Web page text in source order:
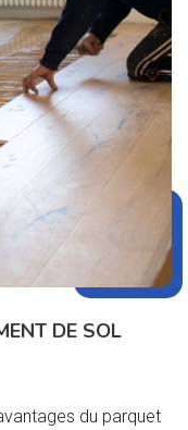
DE SOL
du parquet